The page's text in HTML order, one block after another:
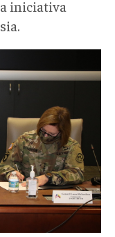
iniciativa